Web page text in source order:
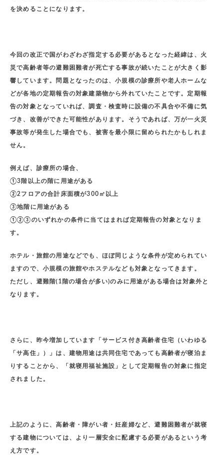
を決めることになります。
今回の改正で国がわざわざ指定する必要があるとなった経緯は、火
災で高齢者等の避難困難者が死亡する事故が続いたことが大きく影
響しています。問題となったのは、小規模の診療所や老人ホームな
どが各地の定期報告の対象建築物から外れていたことです。定期報
告の対象となっていれば、調査・検査時に設備の不具合や不備に気
づき、改善ができた可能性があります。そうであれば、万が一火災
事故等が発生した場合でも、被害を最小限に留められたかもしれま
せん。
例えば、診療所の場合、
①3階以上の階に用途がある
②2フロアの合計床面積が300㎡以上
③地階に用途がある
①②③のいずれかの条件に当てはまれば定期報告の対象となりま
す。
ホテル・旅館の用途などでも、ほぼ同じような条件が定められてい
ますので、小規模の旅館やホステルなども対象となってきます。
ただし、避難階(1階の場合が多い)のみに用途がある場合は対象外と
なります。
さらに、昨今増加しています「サービス付き高齢者住宅（いわゆる
「サ高住」）」は、建物用途は共同住宅であっても高齢者が寝泊ま
りすることから、「就寝用福祉施設」として定期報告の対象に指定
されました。
上記のように、高齢者・障がい者・妊産婦など、避難困難者が就寝
する建物については、より一層安全に配慮する必要があるという考
え方です。